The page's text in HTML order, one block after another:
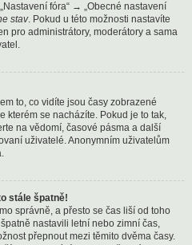
fóra“ → „Obecné nastavení
stav. Pokud u této možnosti nastavíte
pro administrátory, moderátory a sama
to, co vidíte jsou časy zobrazené
kterém se nacházíte. Pokud je to tak,
na vědomí, časové pásma a další
uživatelé. Anonymním uživatelům
stále špatně!
správně, a přesto se čas liší od toho
nastavili letní nebo zimní čas,
přepnout mezi těmito dvěma časy.